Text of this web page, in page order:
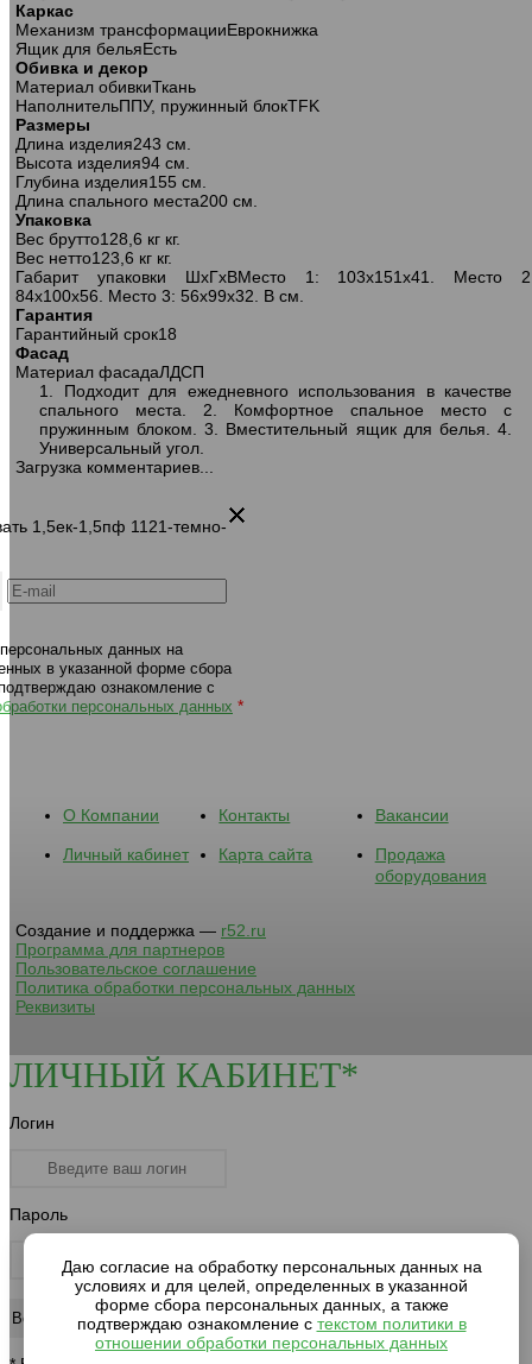
291 диван-кровать 1,5ек-1,5пф 1121-
темно-серый
Каркас
Механизм трансформацииЕврокнижка
Ящик для бельяЕсть
Обивка и декор
Материал обивкиТкань
НаполнительППУ, пружинный блокTFK
Размеры
Длина изделия243 см.
Высота изделия94 см.
Глубина изделия155 см.
Длина спального места200 см.
Упаковка
Вес брутто128,6 кг кг.
Вес нетто123,6 кг кг.
Габарит упаковки ШхГхВМесто 1: 103х151х41. Место
84х100х56. Место 3: 56х99х32. В см.
Гарантия
Гарантийный срок18
Фасад
Материал фасадаЛДСП
1. Подходит для ежедневного использования в качестве
спального места. 2. Комфортное спальное место с
пружинным блоком. 3. Вместительный ящик для белья. 4.
Универсальный угол.
Загрузка комментариев...
1,5ек-1,5пф 1121-темно-
данных на
в указанной форме сбора
ознакомление с
персональных данных *
О Компании Контакты Вакансии
Личный кабинет Карта сайта
Продажа
оборудования
Создание и поддержка — r52.ru
Программа для партнеров
Пользовательское соглашение
Политика обработки персональных данных
Реквизиты
ЛИЧНЫЙ КАБИНЕТ*
Логин
Пароль
Даю согласие на обработку персональных данных на
условиях и для целей, определенных в указанной
форме сбора персональных данных, а также
подтверждаю ознакомление с текстом политики в
отношении обработки персональных данных